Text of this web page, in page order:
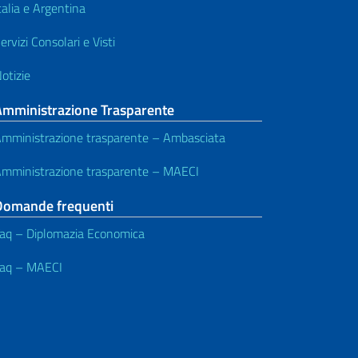
e Argentina
Consolari e Visti
Trasparente
trasparente – Ambasciata
trasparente – MAECI
frequenti
– Diplomazia Economica
– MAECI